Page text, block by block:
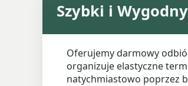
Szybki i
Oferujemy darmowy
organizuje elastyczne
natychmiastowo poprzez